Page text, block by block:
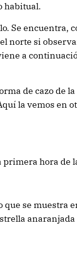
habitual.
Se encuentra,
norte si
a
de cazo de la
la vemos en
primera hora de
se muestra
anaranjada